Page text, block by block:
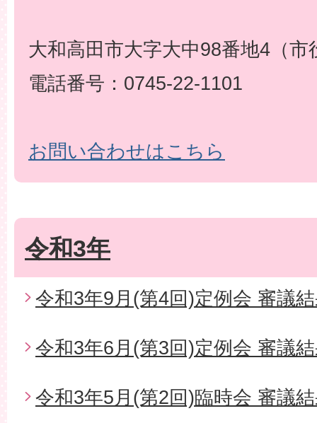
大和高田市大字大中98番地4（市
電話番号：0745-22-1101
お問い合わせはこちら
令和3年
令和3年9月(第4回)定例会 審議
令和3年6月(第3回)定例会 審議
令和3年5月(第2回)臨時会 審議